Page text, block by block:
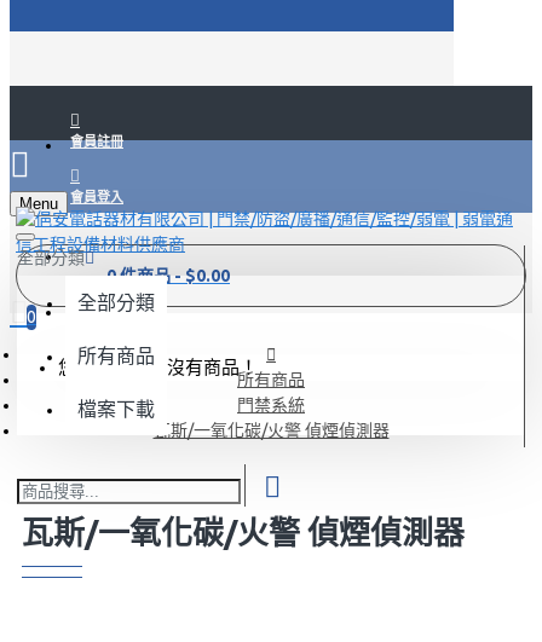
會員註冊
會員登入
FACEBOOK
LINE@
Menu
0 件商品 - $0.00
0
您的需求單內沒有商品！
全部分類
全部分類
所有商品
檔案下載
所有商品
門禁系統
瓦斯/一氧化碳/火警 偵煙偵測器
瓦斯/一氧化碳/火警 偵煙偵測器